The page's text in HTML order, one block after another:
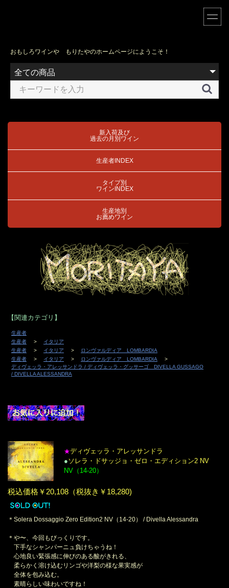
おもしろワインや もりたやのホームページにようこそ！
新入荷及び
過去の月別ワイン
生産者INDEX
タイプ別
ワインINDEX
生産地別
お薦めワイン
【関連カテゴリ】
生産者
生産者
イタリア
生産者
イタリア
ロンヴァルディア LOMBARDIA
生産者
イタリア
ロンヴァルディア LOMBARDIA
ディヴェッラ・アレッサンドラ / ディヴェッラ・グッサーゴ DIVELLA GUSSAGO
/ DIVELLA ALESSANDRA
★ディヴェッラ・アレッサンドラ
● ソレラ・ドサッジョ・ゼロ・エディション2 NV
NV（14-20）
税込価格￥20,108（税抜き￥18,280)
＊Solera Dossaggio Zero Edition2 NV（14-20） / Divella Alessandra
＊や〜、今回もびっくりです。
下手なシャンパーニュ負けちゃうね！
心地良い緊張感に伸びのある酸がきれる、
柔らかく溶け込むリンゴや洋梨の様な果実感が
全体を包み込む。
素晴らしい味わいですね！